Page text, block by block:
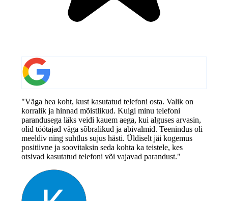
"Väga hea koht, kust kasutatud telefoni osta. Valik on
korralik ja hinnad mõistlikud. Kuigi minu telefoni
parandusega läks veidi kauem aega, kui alguses arvasin,
olid töötajad väga sõbralikud ja abivalmid. Teenindus oli
meeldiv ning suhtlus sujus hästi. Üldiselt jäi kogemus
positiivne ja soovitaksin seda kohta ka teistele, kes
otsivad kasutatud telefoni või vajavad parandust."